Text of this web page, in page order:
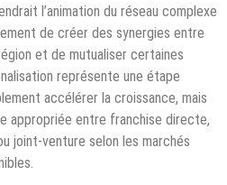
l’animation du réseau complexe
de créer des synergies entre
et de mutualiser certaines
représente une étape
accélérer la croissance, mais
appropriée entre franchise directe,
joint-venture selon les marchés